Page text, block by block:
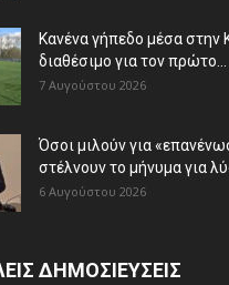
Κανένα γήπεδο μέσα στην
διαθέσιμο για τον πρώτο...
7 Αυγούστου 2026
Όσοι μιλούν για
στέλνουν το μήνυμα για
6 Αυγούστου 2026
ΔΗΜΟΣΙΕΥΣΕΙΣ